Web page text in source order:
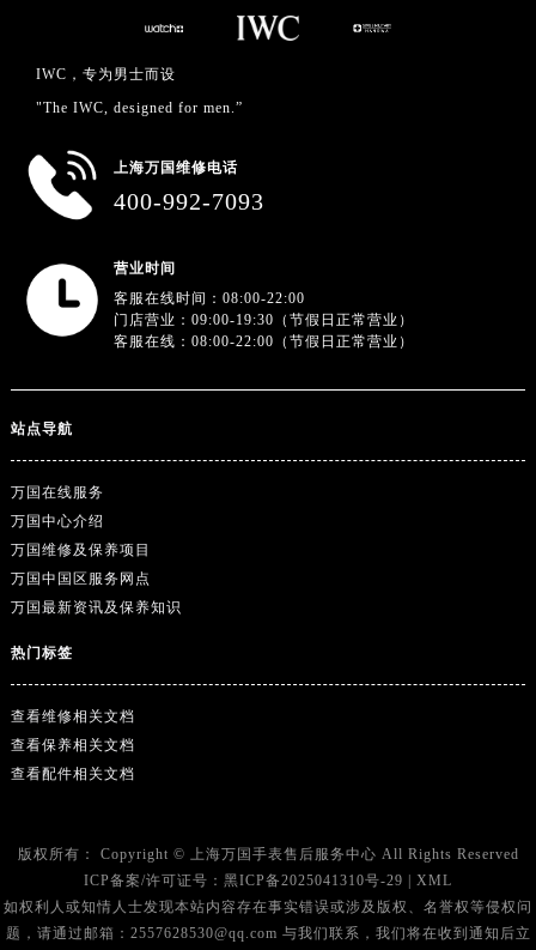
IWC，专为男士而设
"The IWC, designed for men.”
上海万国维修电话
400-992-7093
营业时间
客服在线时间：08:00-22:00
门店营业：09:00-19:30（节假日正常营业）
客服在线：08:00-22:00（节假日正常营业）
站点导航
万国在线服务
万国中心介绍
万国维修及保养项目
万国中国区服务网点
万国最新资讯及保养知识
热门标签
查看维修相关文档
查看保养相关文档
查看配件相关文档
版权所有： Copyright © 上海万国手表售后服务中心 All Rights Reserved
ICP备案/许可证号： 黑ICP备2025041310号-29 | XML
如权利人或知情人士发现本站内容存在事实错误或涉及版权、名誉权等侵权问
题，请通过邮箱：2557628530@qq.com 与我们联系，我们将在收到通知后立